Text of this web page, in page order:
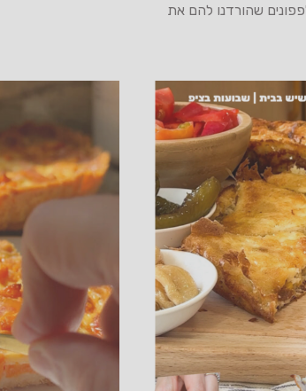
שהורדנו להם את